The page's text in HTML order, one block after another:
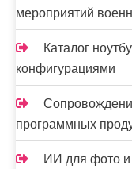
мероприятий
Каталог
конфигурациями
программных
ИИ для фото и